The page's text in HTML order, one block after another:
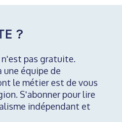
?
pas gratuite.
une équipe de
le métier est de vous
S'abonner pour lire
indépendant et